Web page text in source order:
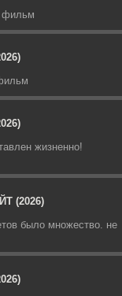
фильм
жизненно!
(2026)
было множество. не